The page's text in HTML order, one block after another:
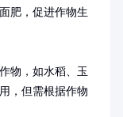
肥，促进作物生
物，如水稻、玉
，但需根据作物